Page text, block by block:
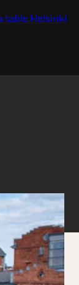
table Helsinki